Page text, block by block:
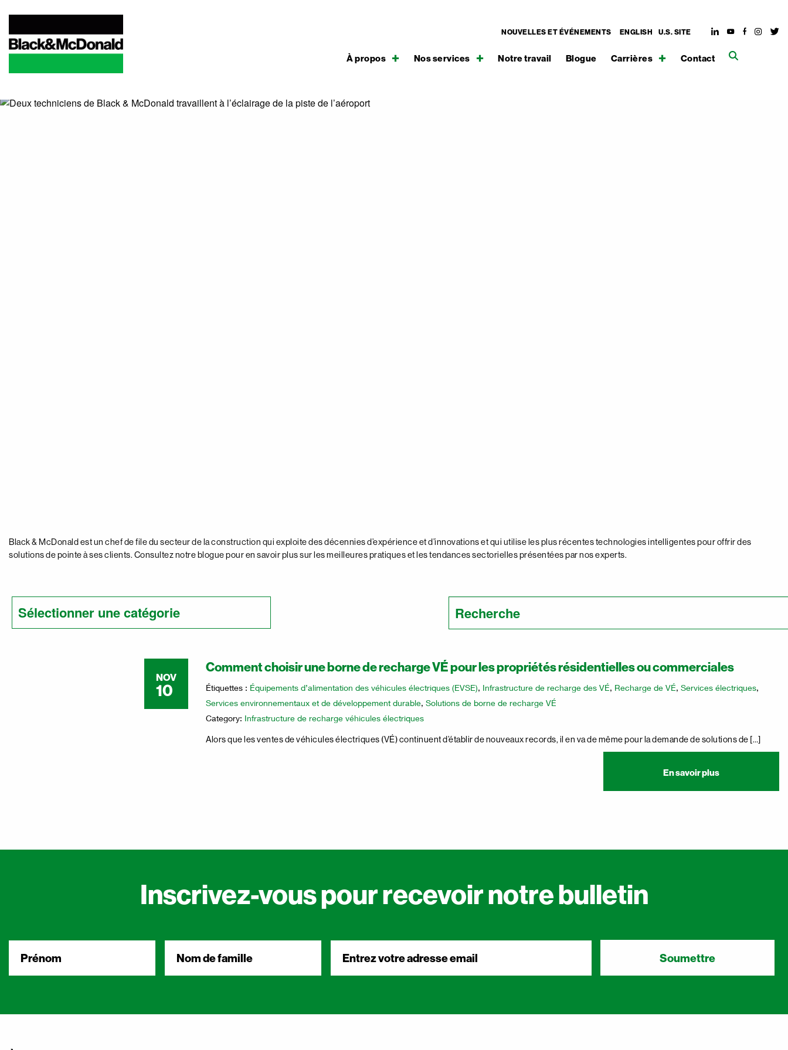
NOUVELLES ET ÉVÉNEMENTS ENGLISH U.S. SITE
À propos Nos services Notre travail Blogue Carrières Contact
Black & McDonald est un chef de file du secteur de la construction qui exploite des décennies d’expérience et d’innovations et qui utilise les plus récentes technologies intelligentes pour offrir des
solutions de pointe à ses clients. Consultez notre blogue pour en savoir plus sur les meilleures pratiques et les tendances sectorielles présentées par nos experts.
for:
NOV
10
Comment choisir une borne de recharge VÉ pour les propriétés résidentielles ou commerciales
Étiquettes : Équipements d’alimentation des véhicules électriques (EVSE), Infrastructure de recharge des VÉ, Recharge de VÉ, Services électriques,
Services environnementaux et de développement durable, Solutions de borne de recharge VÉ
Category: Infrastructure de recharge véhicules électriques
Alors que les ventes de véhicules électriques (VÉ) continuent d’établir de nouveaux records, il en va de même pour la demande de solutions de […]
En savoir plus
Inscrivez-vous pour recevoir notre bulletin
de
Soumettre